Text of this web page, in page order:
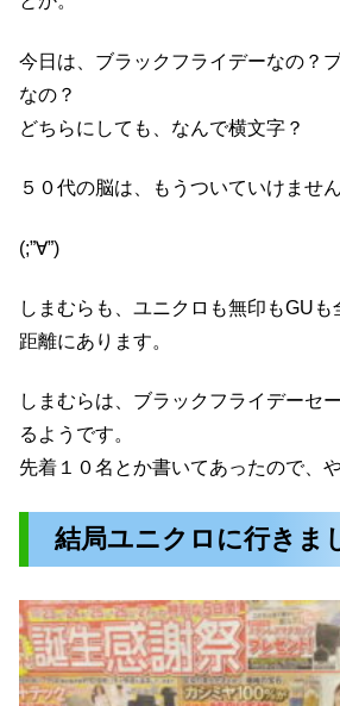
今日は、ブラックフライデーなの？
なの？
どちらにしても、なんで横文字？
５０代の脳は、もうついていけません
(;”∀”)
しまむらも、ユニクロも無印もGUも
距離にあります。
しまむらは、ブラックフライデーセ
るようです。
先着１０名とか書いてあったので、
結局ユニクロに行きま